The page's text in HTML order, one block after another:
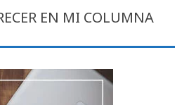
EN MI COLUMNA